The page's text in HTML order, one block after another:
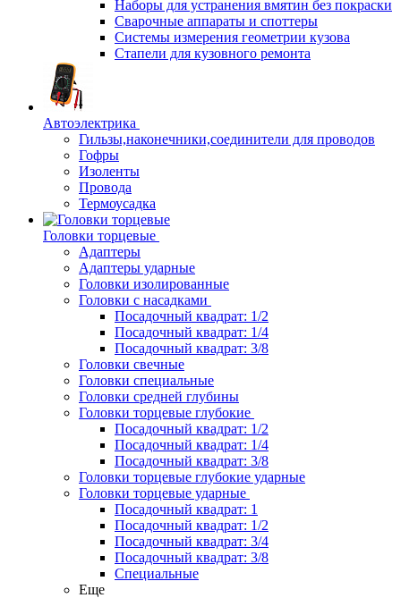
Наборы для устранения вмятин без покраски
Сварочные аппараты и споттеры
Системы измерения геометрии кузова
Стапели для кузовного ремонта
Автоэлектрика
Гильзы,наконечники,соединители для проводов
Гофры
Изоленты
Провода
Термоусадка
Головки торцевые
Адаптеры
Адаптеры ударные
Головки изолированные
Головки с насадками
Посадочный квадрат: 1/2
Посадочный квадрат: 1/4
Посадочный квадрат: 3/8
Головки свечные
Головки специальные
Головки средней глубины
Головки торцевые глубокие
Посадочный квадрат: 1/2
Посадочный квадрат: 1/4
Посадочный квадрат: 3/8
Головки торцевые глубокие ударные
Головки торцевые ударные
Посадочный квадрат: 1
Посадочный квадрат: 1/2
Посадочный квадрат: 3/4
Посадочный квадрат: 3/8
Специальные
Еще